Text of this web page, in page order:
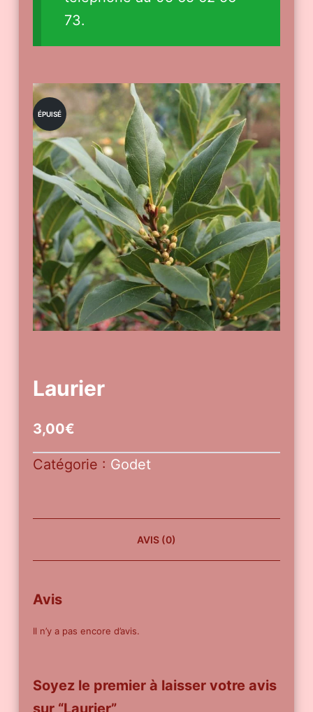
73.
ÉPUISÉ
Laurier
3,00€
Catégorie : Godet
AVIS (0)
Avis
Il n’y a pas encore d’avis.
Soyez le premier à laisser votre avis
sur “Laurier”